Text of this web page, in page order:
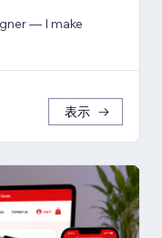
— I make
表示